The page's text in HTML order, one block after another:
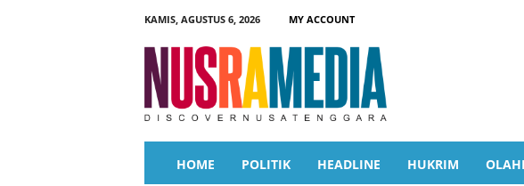
KAMIS, AGUSTUS 6, 2026
MY ACCOUNT
a
HOME POLITIK HEADLINE HUKRIM